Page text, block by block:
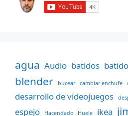
agua Audio batidos
blender bucear cambiar enchufe
desarrollo de videojuegos
espejo Hacendado Huele ikea